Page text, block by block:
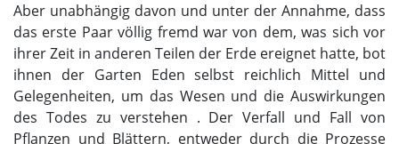
Aber unabhängig davon und unter der Annahme, dass
das erste Paar völlig fremd war von dem, was sich vor
ihrer Zeit in anderen Teilen der Erde ereignet hatte, bot
ihnen der Garten Eden selbst reichlich Mittel und
Gelegenheiten, um das Wesen und die Auswirkungen
des Todes zu verstehen . Der Verfall und Fall von
Pflanzen und Blättern, entweder durch die Prozesse